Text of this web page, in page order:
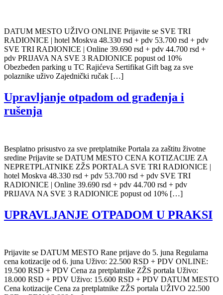
DATUM MESTO UŽIVO ONLINE Prijavite se SVE TRI
RADIONICE | hotel Moskva 48.330 rsd + pdv 53.700 rsd + pdv
SVE TRI RADIONICE | Online 39.690 rsd + pdv 44.700 rsd +
pdv PRIJAVA NA SVE 3 RADIONICE popust od 10%
Obezbeđen parking u TC Rajićeva Sertifikat Gift bag za sve
polaznike uživo Zajednički ručak […]
Upravljanje otpadom od građenja i
rušenja
Besplatno prisustvo za sve pretplatnike Portala za zaštitu životne
sredine Prijavite se DATUM MESTO CENA KOTIZACIJE ZA
NEPRETPLATNIKE ZŽS PORTALA SVE TRI RADIONICE |
hotel Moskva 48.330 rsd + pdv 53.700 rsd + pdv SVE TRI
RADIONICE | Online 39.690 rsd + pdv 44.700 rsd + pdv
PRIJAVA NA SVE 3 RADIONICE popust od 10% […]
UPRAVLJANJE OTPADOM U PRAKSI
Prijavite se DATUM MESTO Rane prijave do 5. juna Regularna
cena kotizacije od 6. juna Uživo: 22.500 RSD + PDV ONLINE:
19.500 RSD + PDV Cena za pretplatnike ZŽS portala Uživo:
18.000 RSD + PDV Uživo: 15.600 RSD + PDV DATUM MESTO
Cena kotizacije Cena za pretplatnike ZŽS portala UŽIVO 22.500